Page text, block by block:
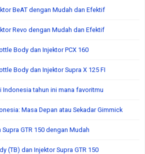
BeAT dengan Mudah dan Efektif
Revo dengan Mudah dan Efektif
Body dan Injektor PCX 160
Body dan Injektor Supra X 125 FI
Indonesia tahun ini mana favoritmu
Masa Depan atau Sekadar Gimmick
GTR 150 dengan Mudah
(TB) dan Injektor Supra GTR 150